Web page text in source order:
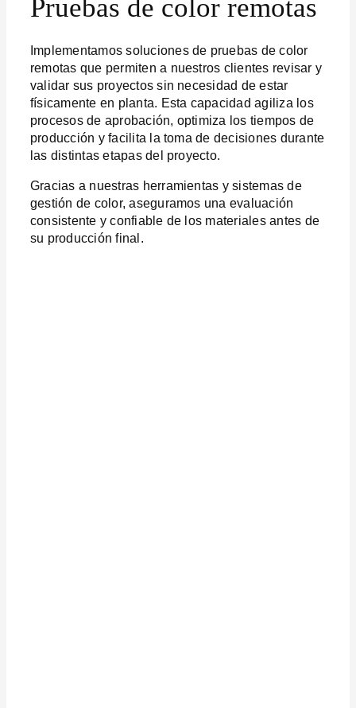
Pruebas de color remotas
Implementamos soluciones de pruebas de color
remotas que permiten a nuestros clientes revisar y
validar sus proyectos sin necesidad de estar
físicamente en planta. Esta capacidad agiliza los
procesos de aprobación, optimiza los tiempos de
producción y facilita la toma de decisiones durante
las distintas etapas del proyecto.
Gracias a nuestras herramientas y sistemas de
gestión de color, aseguramos una evaluación
consistente y confiable de los materiales antes de
su producción final.